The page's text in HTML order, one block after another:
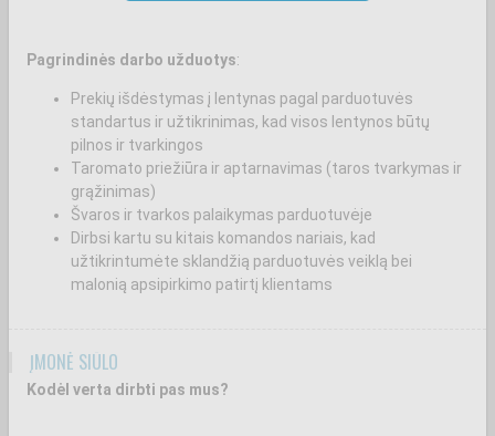
Pagrindinės darbo užduotys:
Prekių išdėstymas į lentynas pagal parduotuvės
standartus ir užtikrinimas, kad visos lentynos būtų
pilnos ir tvarkingos
Taromato priežiūra ir aptarnavimas (taros tvarkymas ir
grąžinimas)
Švaros ir tvarkos palaikymas parduotuvėje
Dirbsi kartu su kitais komandos nariais, kad
užtikrintumėte sklandžią parduotuvės veiklą bei
malonią apsipirkimo patirtį klientams
ĮMONĖ SIŪLO
Kodėl verta dirbti pas mus?